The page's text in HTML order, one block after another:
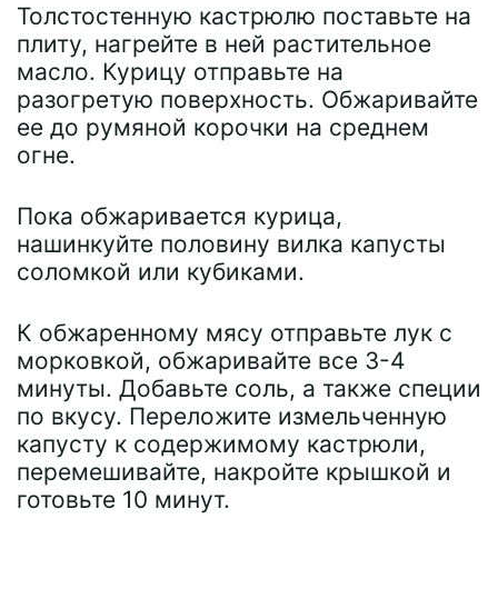
Толстостенную кастрюлю поставьте на
плиту, нагрейте в ней растительное
масло. Курицу отправьте на
разогретую поверхность. Обжаривайте
ее до румяной корочки на среднем
огне.
Пока обжаривается курица,
нашинкуйте половину вилка капусты
соломкой или кубиками.
К обжаренному мясу отправьте лук с
морковкой, обжаривайте все 3-4
минуты. Добавьте соль, а также специи
по вкусу. Переложите измельченную
капусту к содержимому кастрюли,
перемешивайте, накройте крышкой и
готовьте 10 минут.